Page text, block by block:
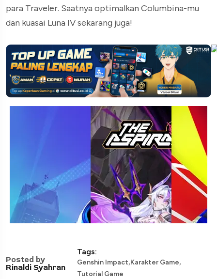
para Traveler. Saatnya optimalkan Columbina-mu
dan kuasai Luna IV sekarang juga!
Posted by
Rinaldi Syahran
Tags:
Genshin Impact,Karakter Game,
Tutorial Game